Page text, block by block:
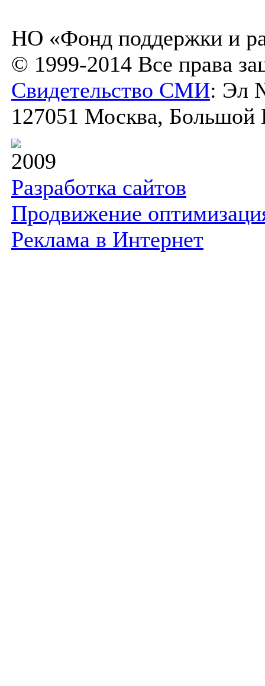
НО «Фонд поддержки и
© 1999-2014 Все права
Свидетельство СМИ: Эл
127051 Москва, Большой
2009
Разработка сайтов
Продвижение
Реклама в Интернет